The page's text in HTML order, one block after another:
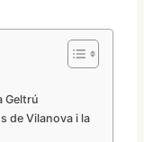
Geltrú
de Vilanova i la